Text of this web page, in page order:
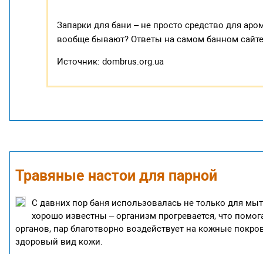
Запарки для бани – не просто средство для
вообще бывают? Ответы на самом банном сайте
Источник: dombrus.org.ua
Травяные настои для парной
С давних пор баня использовалась не только для
хорошо известны – организм прогревается, что
органов, пар благотворно воздействует на кожные
здоровый вид кожи.